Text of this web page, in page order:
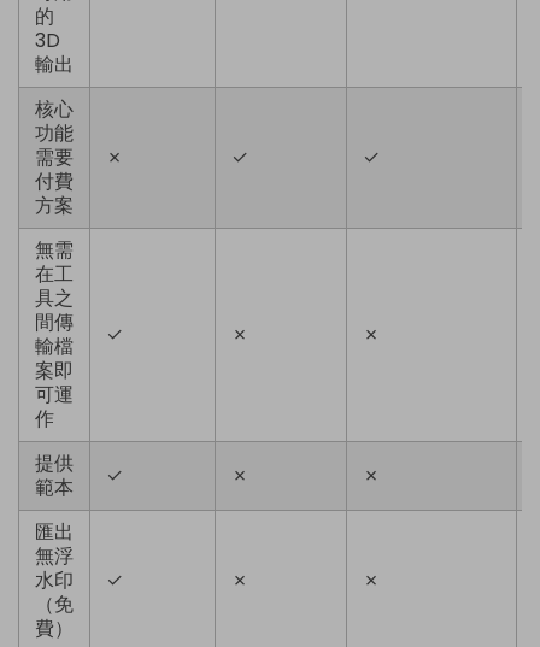
的
3D
輸出
核心
功能
需要
付費
方案
✗ ✓ ✓
無需
在工
具之
間傳
輸檔
案即
可運
作
✓ ✗ ✗
提供
範本
✓ ✗ ✗
匯出
無浮
水印
（免
費）
✓ ✗ ✗